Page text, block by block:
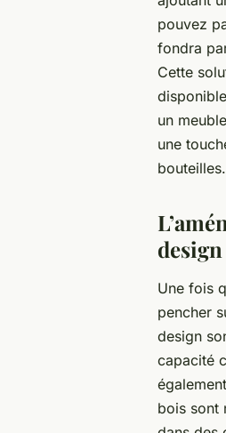
pouvez
fondra
Cette
un
une
bouteilles.
design
Une fois
pencher
design
capacité
bois sont